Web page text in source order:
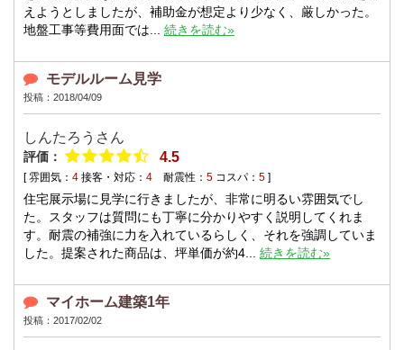
えようとしましたが、補助金が想定より少なく、厳しかった。
地盤工事等費用面では... 続きを読む»
モデルルーム見学
投稿：2018/04/09
しんたろうさん
評価： 4.5
[ 雰囲気： 4 接客・対応： 4 耐震性： 5 コスパ： 5 ]
住宅展示場に見学に行きましたが、非常に明るい雰囲気でし
た。スタッフは質問にも丁寧に分かりやすく説明してくれま
す。耐震の補強に力を入れているらしく、それを強調していま
した。提案された商品は、坪単価が約4... 続きを読む»
マイホーム建築1年
投稿：2017/02/02